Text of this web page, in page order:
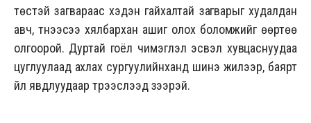
төстэй загвараас хэдэн гайхалтай загварыг худалдан
авч, түүнээсээ хялбархан ашиг олох боломжийг өөртөө
олгоорой. Дуртай гоёл чимэглэл эсвэл хувцаснуудаа
цуглуулаад ахлах сургуулийнханд шинэ жилээр, баярт
үйл явдлуудаар түрээслээд үзээрэй.